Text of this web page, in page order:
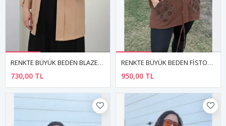
RENKTE BÜYÜK BEDEN BLAZER CEKET
730,00 TL
RENKTE BÜYÜK BEDEN FİSTOLU KAHVERENGİ GÖMLEK CEKET
950,00 TL